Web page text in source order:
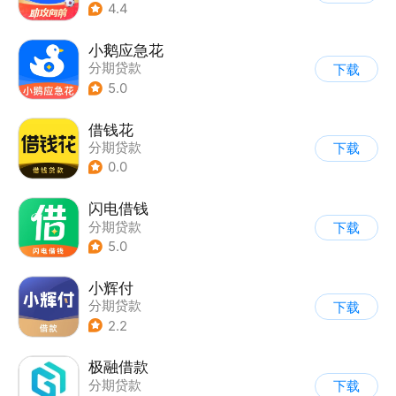
4.4
小鹅应急花
分期贷款
5.0
下载
借钱花
分期贷款
0.0
下载
闪电借钱
分期贷款
5.0
下载
小辉付
分期贷款
2.2
下载
极融借款
分期贷款
下载